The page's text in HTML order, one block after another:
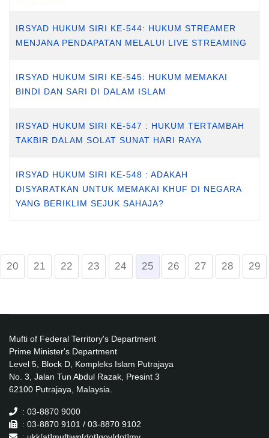
IRSYAD HUKUM SIRI KE-544: HUKUM STREAMER
MENJANA PENDAPATAN MELALUI LIVE STREAMING
IRSYAD HUKUM SIRI KE-545: HUKUM MEMAKAI
BINDI DAN SARI DI DALAM ISLAM
IRSYAD HUKUM SIRI KE-547 : HUKUM TERTAMBAH
TAKBIR DALAM SOLAT SUNAT HARI RAYA
IRSYAD HUKUM SIRI KE-548 : ADAKAH
DISYARATKAN UNTUK MEMAKAI KHUF DI NEGARA
YANG BERIKLIM SEJUK SAHAJA?
20 21 22 23 24 25 26 27 28 29
Mufti of Federal Territory's Department
Prime Minister's Department
Level 5, Block D, Kompleks Islam Putrajaya
No. 3, Jalan Tun Abdul Razak, Presint 3
62100 Putrajaya, Malaysia.
: 03-8870 9000
: 03-8870 9101 / 03-8870 9102